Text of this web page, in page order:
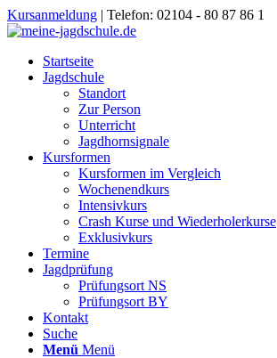
Kursanmeldung | Telefon: 02104 - 80 87 86 1
Startseite
Jagdschule
Standort
Zur Person
Unterricht
Jagdhornsignale
Kursformen
Kursformen im Vergleich
Wochenendkurs
Intensivkurs
Crash Kurse und Wiederholerkurse
Exklusivkurs
Termine
Jagdprüfung
Prüfungsort NS
Prüfungsort BY
Kontakt
Suche
Menü Menü